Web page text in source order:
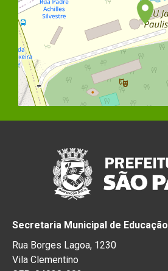
Secretaria Municipal de Educação
Rua Borges Lagoa, 1230
Vila Clementino